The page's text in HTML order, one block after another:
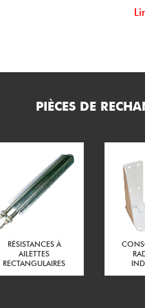
(mm) :
étoupe :
couplage du radiateur :
PIÈCES DE
RÉSISTANCES À
AILETTES
RECTANGULAIRES